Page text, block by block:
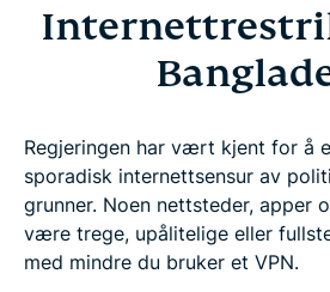
Regjeringen har vært kjent for å
sporadisk internettsensur av
grunner. Noen nettsteder, apper
være trege, upålitelige eller
med mindre du bruker et VPN.